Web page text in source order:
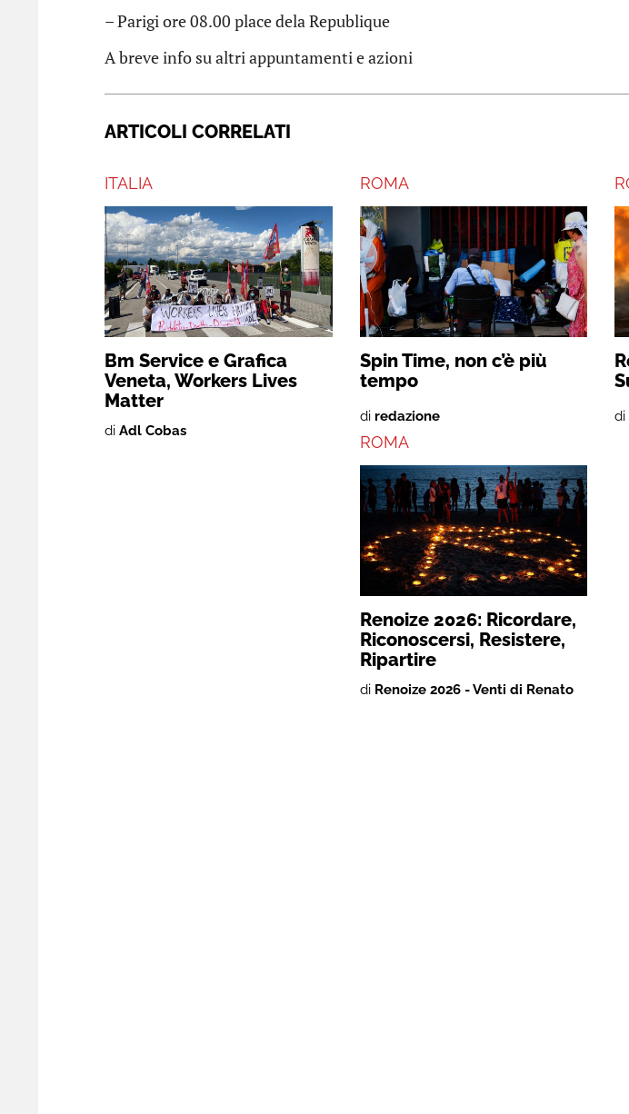
– Parigi ore 08.00 place dela Republique
A breve info su altri appuntamenti e azioni
ARTICOLI CORRELATI
ITALIA
Bm Service e Grafica
Veneta, Workers Lives
Matter
di Adl Cobas
ROMA
Spin Time, non c’è più
tempo
di redazione di
ROMA
Renoize 2026: Ricordare,
Riconoscersi, Resistere,
Ripartire
di Renoize 2026 - Venti di Renato